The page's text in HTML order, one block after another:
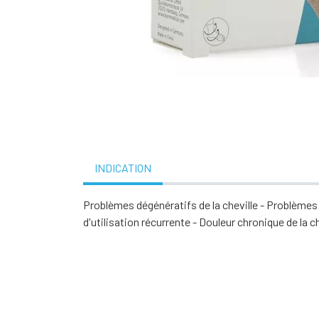
INDICATION
Problèmes dégénératifs de la cheville -
d'utilisation récurrente - Douleur chronique de la